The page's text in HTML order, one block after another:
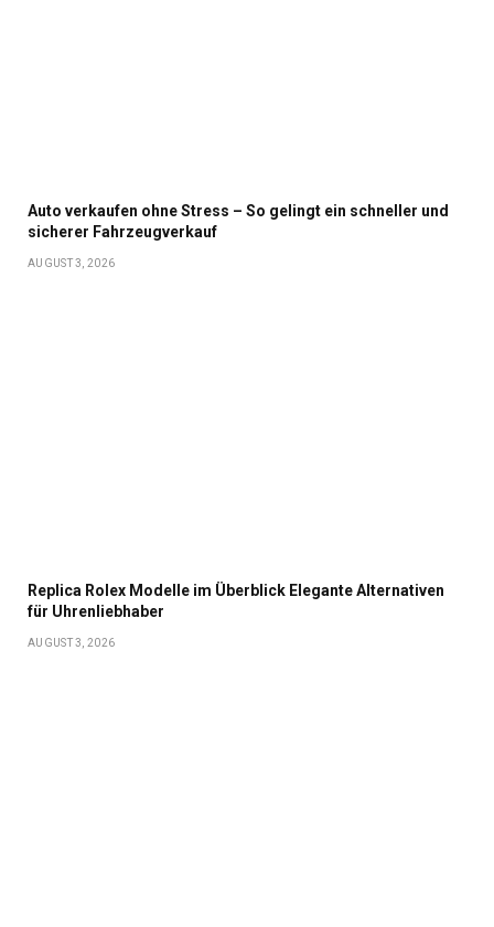
Auto verkaufen ohne Stress – So gelingt ein schneller und
sicherer Fahrzeugverkauf
AUGUST 3, 2026
Replica Rolex Modelle im Überblick Elegante Alternativen
für Uhrenliebhaber
AUGUST 3, 2026